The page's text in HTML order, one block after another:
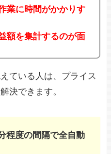
業に時間がかかりす
額を集計するのが面
ている人は、プライス
決できます。
程度の間隔で全自動